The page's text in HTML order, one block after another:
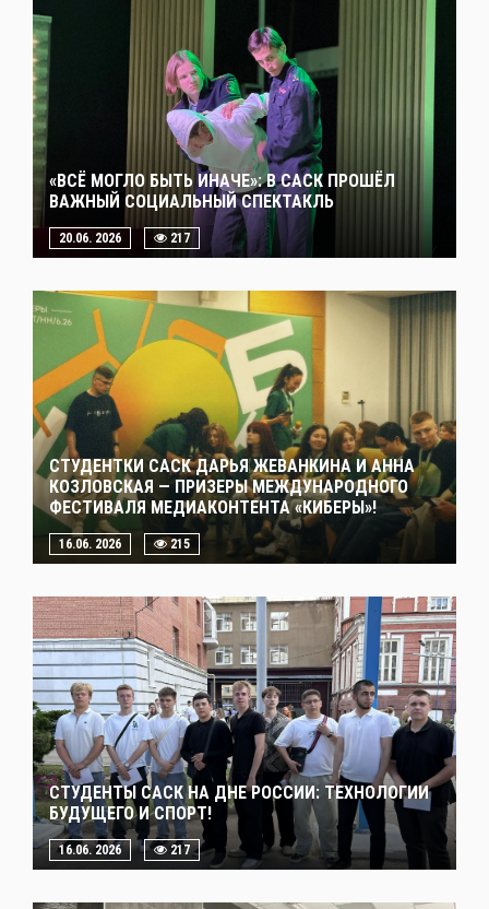
«ВСЁ МОГЛО БЫТЬ ИНАЧЕ»: В САСК ПРОШЁЛ
ВАЖНЫЙ СОЦИАЛЬНЫЙ СПЕКТАКЛЬ
20.06. 2026 217
СТУДЕНТКИ САСК ДАРЬЯ ЖЕВАНКИНА И АННА
КОЗЛОВСКАЯ — ПРИЗЕРЫ МЕЖДУНАРОДНОГО
ФЕСТИВАЛЯ МЕДИАКОНТЕНТА «КИБЕРЫ»!
16.06. 2026 215
СТУДЕНТЫ САСК НА ДНЕ РОССИИ: ТЕХНОЛОГИИ
БУДУЩЕГО И СПОРТ!
16.06. 2026 217